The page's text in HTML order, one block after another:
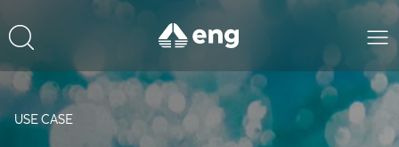
USE CASE